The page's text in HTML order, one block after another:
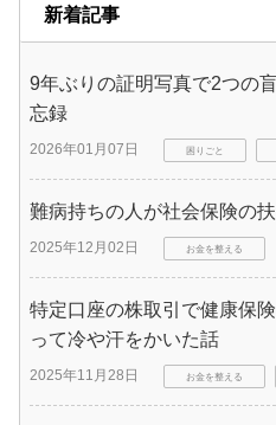
新着記事
9年ぶりの証明写真で2つの
忘録
2026年01月07日 困りごと
難病持ちの人が社会保険の
2025年12月02日 お金を整える
特定口座の株取引で健康保
って冷や汗をかいた話
2025年11月28日 お金を整える